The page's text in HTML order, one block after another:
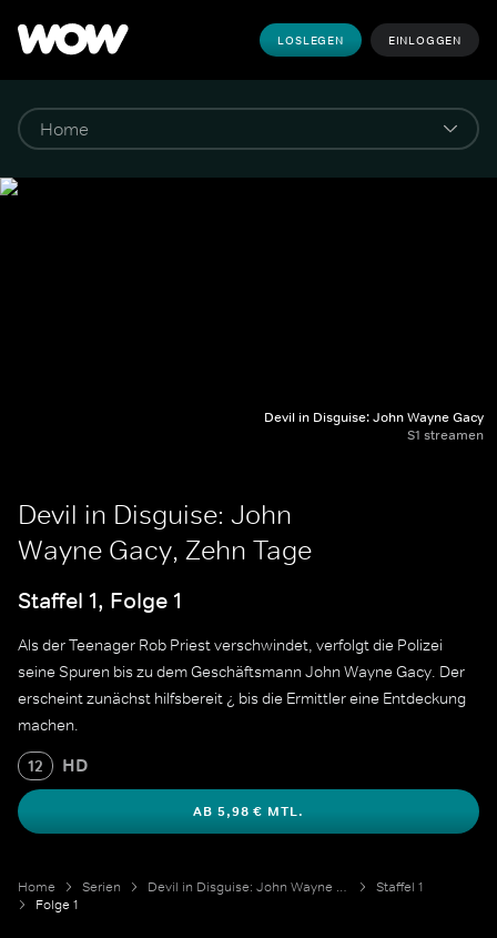
LOSLEGEN EINLOGGEN
Devil in Disguise: John Wayne Gacy
S1 streamen
Devil in Disguise: John
Wayne Gacy, Zehn Tage
Staffel 1, Folge 1
Als der Teenager Rob Priest verschwindet, verfolgt die Polizei
seine Spuren bis zu dem Geschäftsmann John Wayne Gacy. Der
erscheint zunächst hilfsbereit ¿ bis die Ermittler eine Entdeckung
machen.
12 HD
AB 5,98 € MTL.
Home Serien Devil in Disguise: John Wayne Gacy
Staffel 1
Folge 1